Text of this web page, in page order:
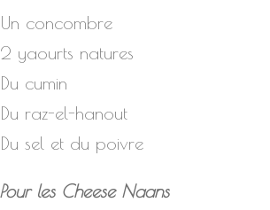
concombre
yaourts natures
cumin
raz-el-hanout
sel et du poivre
les Cheese Naans